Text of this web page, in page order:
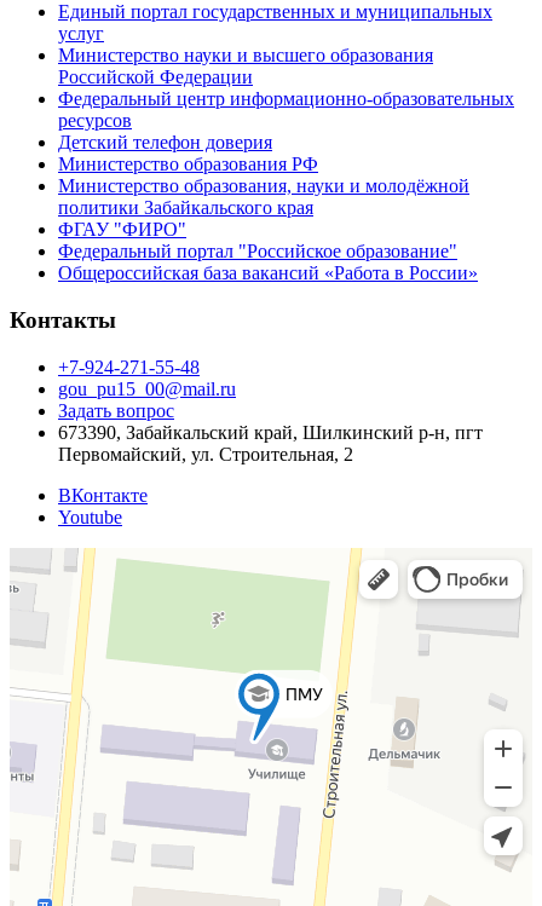
Единый портал государственных и муниципальных
услуг
Министерство науки и высшего образования
Российской Федерации
Федеральный центр информационно-образовательных
ресурсов
Детский телефон доверия
Министерство образования РФ
Министерство образования, науки и молодёжной
политики Забайкальского края
ФГАУ "ФИРО"
Федеральный портал "Российское образование"
Общероссийская база вакансий «Работа в России»
Контакты
+7-924-271-55-48
gou_pu15_00@mail.ru
Задать вопрос
673390, Забайкальский край, Шилкинский р-н, пгт
Первомайский, ул. Строительная, 2
ВКонтакте
Youtube